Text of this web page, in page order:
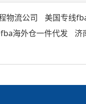
物流公司
美国专线
海外仓一件代发
济